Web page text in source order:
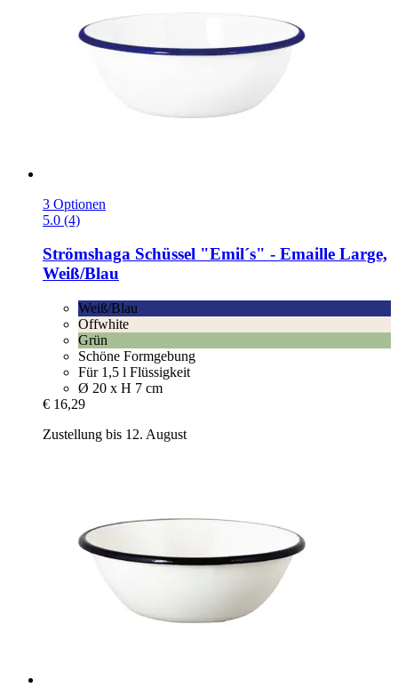
3 Optionen
5.0 (4)
Strömshaga Schüssel "Emil´s" -​ Emaille Large,
Weiß/Blau
Weiß/Blau
Offwhite
Grün
Schöne Formgebung
Für 1,5 l Flüssigkeit
Ø 20 x H 7 cm
€ 16,29
Zustellung bis 12. August